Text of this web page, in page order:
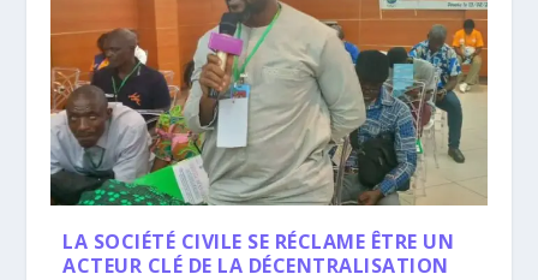
LA SOCIÉTÉ CIVILE SE RÉCLAME ÊTRE UN
ACTEUR CLÉ DE LA DÉCENTRALISATION